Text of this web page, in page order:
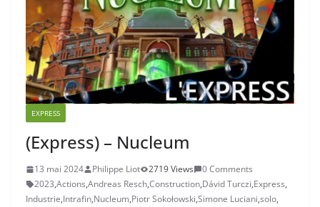
EXPRESS
(Express) – Nucleum
13 mai 2024 Philippe Liot 2719 Views
0 Comments
2023,Actions,Andreas Resch,Construction,Dávid Turczi,Express,
Industrie,Intrafin,Nucleum,Piotr Sokołowski,Simone Luciani,solo,